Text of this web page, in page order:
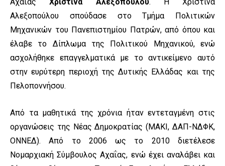
Αλεξοπούλου σπούδασε στο Τμήμα Πολιτικών
Μηχανικών του Πανεπιστημίου Πατρών, από όπου και
έλαβε το Δίπλωμα της Πολιτικού Μηχανικού, ενώ
ασχολήθηκε επαγγελματικά με το αντικείμενο αυτό
στην ευρύτερη περιοχή της Δυτικής Ελλάδας και της
Πελοποννήσου.
Από τα μαθητικά της χρόνια ήταν εντεταγμένη στις
οργανώσεις της Νέας Δημοκρατίας (ΜΑΚΙ, ΔΑΠ-ΝΔΦΚ,
ΟΝΝΕΔ). Από το 2006 ως το 2010 διετέλεσε
Νομαρχιακή Σύμβουλος Αχαΐας, ενώ έχει αναλάβει και